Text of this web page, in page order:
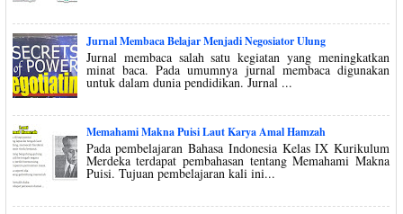
Jurnal Membaca Belajar Menjadi Negosiator Ulung
Jurnal membaca salah satu kegiatan yang meningkatkan
minat baca. Pada umumnya jurnal membaca digunakan
untuk dalam dunia pendidikan. Jurnal ...
Memahami Makna Puisi Laut Karya Amal Hamzah
Pada pembelajaran Bahasa Indonesia Kelas IX Kurikulum
Merdeka terdapat pembahasan tentang Memahami Makna
Puisi. Tujuan pembelajaran kali ini...